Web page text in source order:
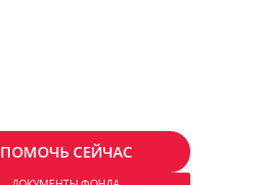
ПОМОЧЬ СЕЙЧАС